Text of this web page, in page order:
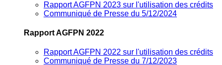
Rapport AGFPN 2023 sur l'utilisation des crédits
Communiqué de Presse du 5/12/2024
Rapport AGFPN 2022
Rapport AGFPN 2022 sur l'utilisation des crédits
Communiqué de Presse du 7/12/2023